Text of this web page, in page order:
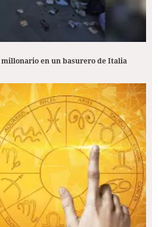
en un basurero de Italia